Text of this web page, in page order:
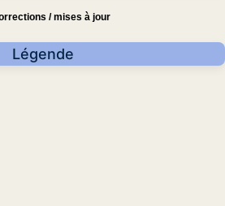
/ mises à jour
Légende